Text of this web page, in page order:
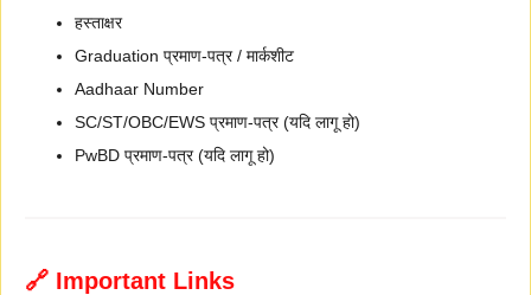
हस्ताक्षर
Graduation प्रमाण-पत्र / मार्कशीट
Aadhaar Number
SC/ST/OBC/EWS प्रमाण-पत्र (यदि लागू हो)
PwBD प्रमाण-पत्र (यदि लागू हो)
🔗 Important Links